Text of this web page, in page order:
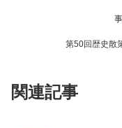
第50回歴史散
関連記事